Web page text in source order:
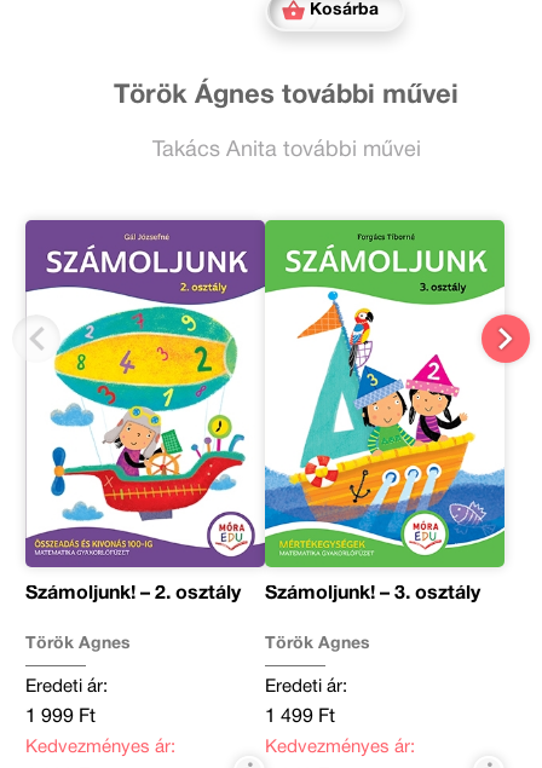
Kosárba
Török Ágnes további művei
Takács Anita további művei
Számoljunk! – 2. osztály
Török Ágnes
Eredeti ár:
1 999 Ft
Kedvezményes ár:
Számoljunk! – 3. osztály
Török Ágnes
Eredeti ár:
1 499 Ft
Kedvezményes ár: